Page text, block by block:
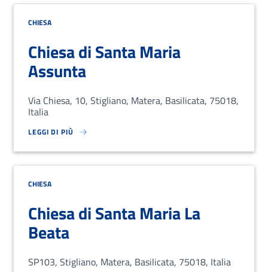
CHIESA
Chiesa di Santa Maria
Assunta
Via Chiesa, 10, Stigliano, Matera, Basilicata, 75018,
Italia
LEGGI DI PIÙ
SU LOREM IPSUM DOLOR SIT AMET, CONSECTETUR ADIPISCING
CHIESA
Chiesa di Santa Maria La
Beata
SP103, Stigliano, Matera, Basilicata, 75018, Italia